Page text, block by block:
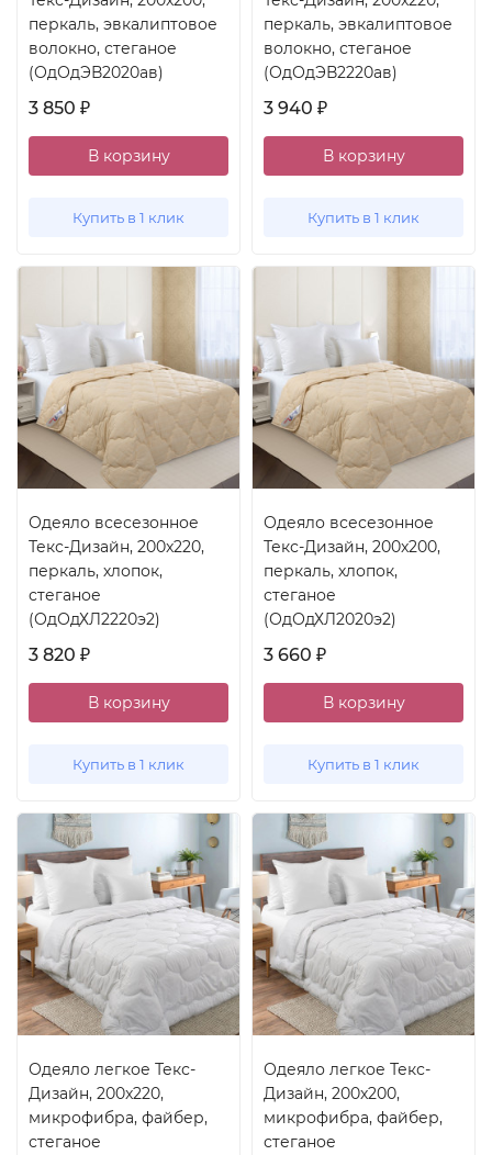
перкаль, эвкалиптовое
волокно, стеганое
(ОдОдЭВ2020ав)
3 850 ₽
В корзину
Купить в 1 клик
перкаль, эвкалиптовое
волокно, стеганое
(ОдОдЭВ2220ав)
3 940 ₽
В корзину
Купить в 1 клик
Одеяло всесезонное
Текс-Дизайн, 200x220,
перкаль, хлопок,
стеганое
(ОдОдХЛ2220э2)
3 820 ₽
В корзину
Купить в 1 клик
Одеяло всесезонное
Текс-Дизайн, 200x200,
перкаль, хлопок,
стеганое
(ОдОдХЛ2020э2)
3 660 ₽
В корзину
Купить в 1 клик
Одеяло легкое Текс-
Дизайн, 200x220,
микрофибра, файбер,
стеганое
Одеяло легкое Текс-
Дизайн, 200x200,
микрофибра, файбер,
стеганое